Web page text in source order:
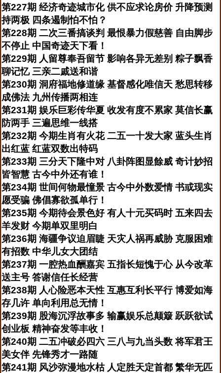
第227期 经济奇迹城市化 供不应求论房价 升降预测
持两极 四条遏制怕不怕？
第228期 二次三番搞谈判 最恨暴力假慈善 自由脚步
不停止 中国奇迹天下看！
第229期 人留尊奉吾留节 影响各异无差别 粽子飘香
聊记忆 三亲二戚送和谐
第230期 洞府福地修道缘 基督感化唯信天 愁思转移
成佛法 九州传播两相连
第231期 娱乐巨彩传华夏 收发有度不累家 莫信长赢
防两手 三遍思维一线搭
第232期 今期生肖有火花 二五一十发大家 蓝头生肖
出红蓝 红蓝双数出特码
第233期 三分天下隆中对 八卦阵图显餘威 奇计妙招
皆智慧 古今中外还有谁！
第234期 世间何物最憧景 古今中外数爱情 书或现实
愿受骗 佛倡寡欲孤单行！
第235期 今期待会景色好 有人十元买码时 五来四去
羊发财 今期单双里明白
第236期 海疆争议迫眉睫 天灾人祸再威胁 克服困难
有招数 中华儿女大团结
第237期 一腔热血酬嘉宾 五指长短愧于心 从今改革
送主号 答谢信任长经营
第238期 人心险恶本天性 互惠互利长平行 博爱如海
存几许 单向利用总无情！
第239期 股海沉浮故事多 输赢娱乐总颠簸 跃跃欲试
创业板 精神奋发等丰收！
第240期 二五冲破必四六 三八与九当头数 将军君王
美女伴 先锋秀才一路随
第241期 风沙弥漫地水枯 人定胜天定首都 繁华无匹